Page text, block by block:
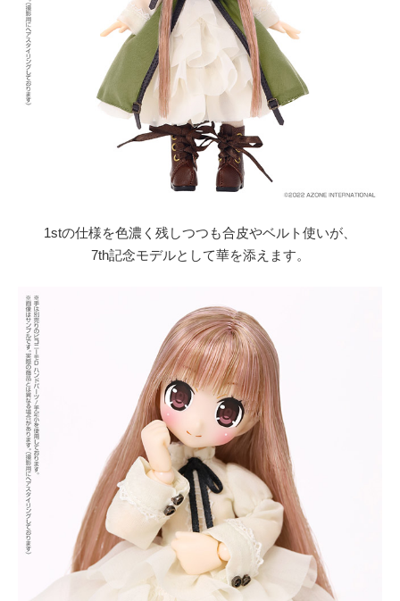
1stの仕様を色濃く残しつつも合皮やベルト使いが、
7th記念モデルとして華を添えます。